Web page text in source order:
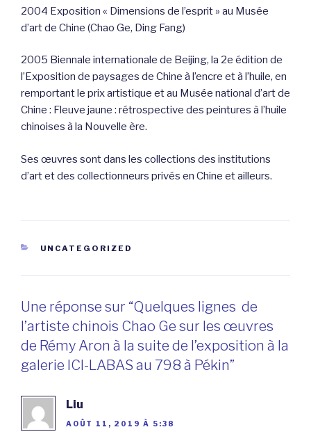
2004 Exposition « Dimensions de l’esprit » au Musée
d’art de Chine (Chao Ge, Ding Fang)
2005 Biennale internationale de Beijing, la 2e édition de
l’Exposition de paysages de Chine à l’encre et à l’huile, en
remportant le prix artistique et au Musée national d’art de
Chine : Fleuve jaune : rétrospective des peintures à l’huile
chinoises à la Nouvelle ère.
Ses œuvres sont dans les collections des institutions
d’art et des collectionneurs privés en Chine et ailleurs.
CATÉGORIES
UNCATEGORIZED
Une réponse sur “Quelques lignes de
l’artiste chinois Chao Ge sur les œuvres
de Rémy Aron à la suite de l’exposition à la
galerie ICI-LABAS au 798 à Pékin”
Liu
AOÛT 11, 2019 À 5:38